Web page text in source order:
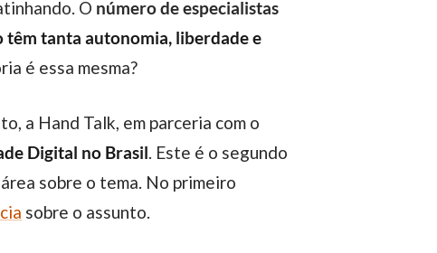
O número de especialistas
têm tanta autonomia, liberdade e
é essa mesma?
a Hand Talk, em parceria com o
Digital no Brasil . Este é o segundo
sobre o tema. No primeiro
sobre o assunto.